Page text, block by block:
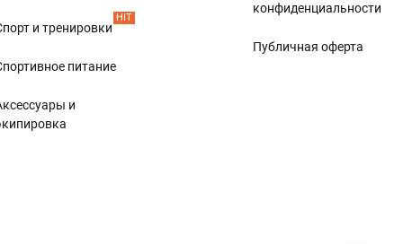
мировых брендах по изготовлению спортивного
случае, при подборе палок следует учитывать рост
и тренировки
HIT
питание
и
конфиденциальности
Публичная оферта